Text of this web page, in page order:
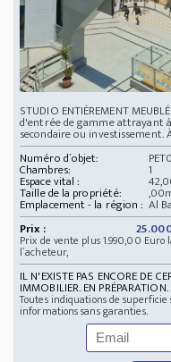
STUDIO ENTIÈREMENT
d'entrée de gamme attrayant
secondaire ou investissement.
Numéro d´objet:
Chambres: 1
Espace vital :
Taille de la propriété:
Emplacement - la région : Al
Prix :
Prix de vente plus 1.990,00 Euro
l´acheteur,
IL N'EXISTE PAS ENCORE DE
IMMOBILIER. EN PRÉPARATION.
Toutes indiquations de
informations sans garanties.